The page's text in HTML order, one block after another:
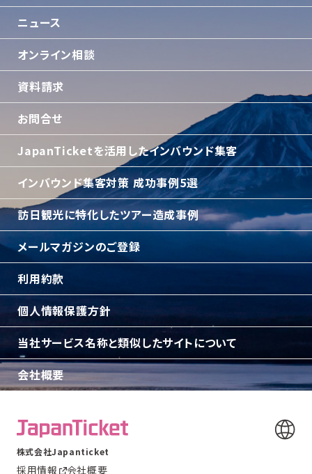
ニュース
オンライン相談
資料請求
お問合せ
JapanTicketを活用したインバウンド集客
インバウンド集客対策 成功事例5選
訪日観光に特化したツアー造成事例
メールマガジンのご登録
利用約款
個人情報保護方針
当社サービス名称と類似したサイトについて
会社概要
株式会社Japanticket
採用情報 会社概要